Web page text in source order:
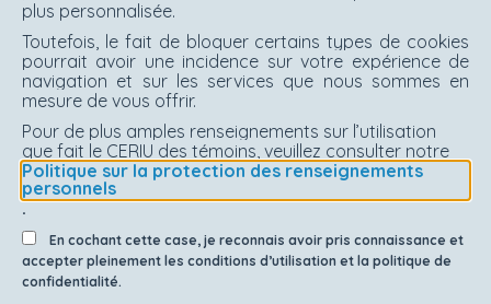
plus personnalisée.
Toutefois, le fait de bloquer certains types de cookies
pourrait avoir une incidence sur votre expérience de
navigation et sur les services que nous sommes en
mesure de vous offrir.
Pour de plus amples renseignements sur l’utilisation
que fait le CERIU des témoins, veuillez consulter notre
Politique sur la protection des renseignements
personnels
.
En cochant cette case, je reconnais avoir pris connaissance et
accepter pleinement les conditions d’utilisation et la politique de
confidentialité.